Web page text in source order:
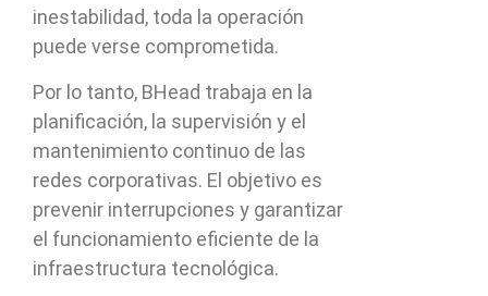
inestabilidad, toda la operación
puede verse comprometida.
Por lo tanto, BHead trabaja en la
planificación, la supervisión y el
mantenimiento continuo de las
redes corporativas. El objetivo es
prevenir interrupciones y garantizar
el funcionamiento eficiente de la
infraestructura tecnológica.